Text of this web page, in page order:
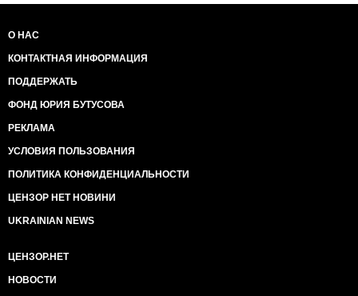
О НАС
КОНТАКТНАЯ ИНФОРМАЦИЯ
ПОДДЕРЖАТЬ
ФОНД ЮРИЯ БУТУСОВА
РЕКЛАМА
УСЛОВИЯ ПОЛЬЗОВАНИЯ
ПОЛИТИКА КОНФИДЕНЦИАЛЬНОСТИ
ЦЕНЗОР НЕТ НОВИНИ
UKRAINIAN NEWS
ЦЕНЗОР.НЕТ
НОВОСТИ